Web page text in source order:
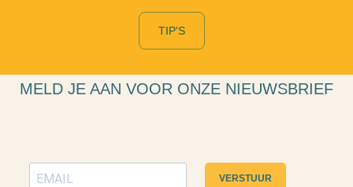
TIP'S
MELD JE AAN VOOR ONZE NIEUWSBRIEF
VERSTUUR